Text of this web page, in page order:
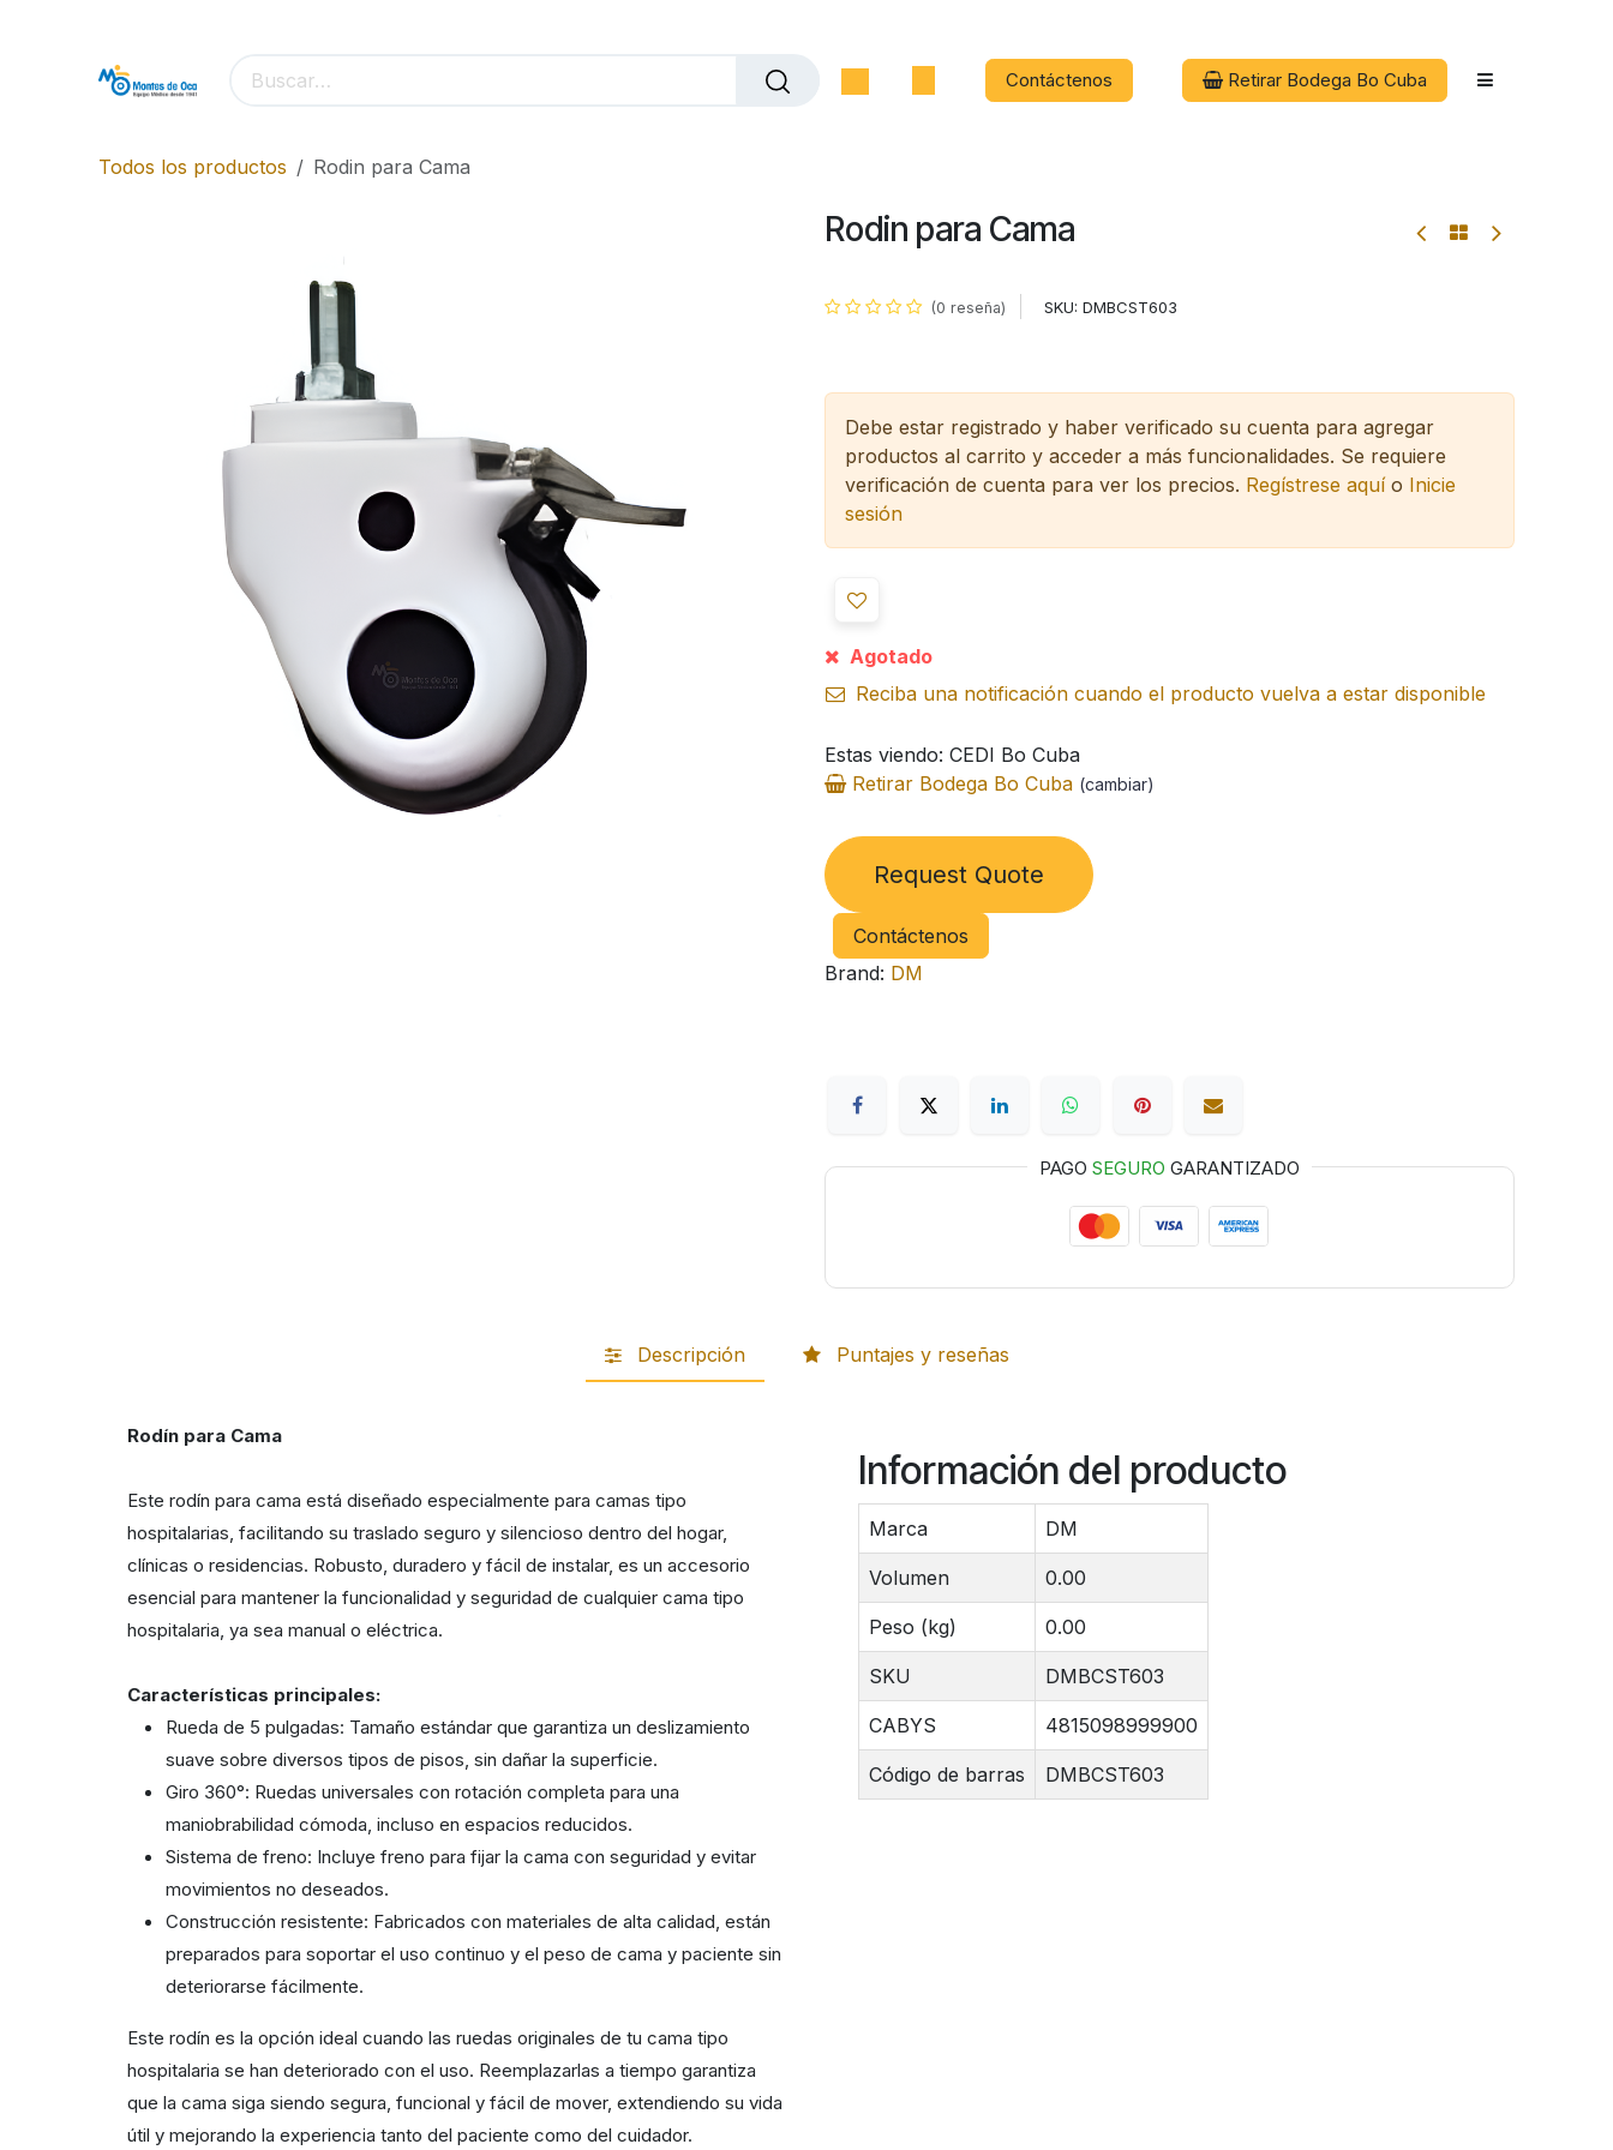
Contáctenos Retirar Bodega Bo Cuba
Todos los productos Rodin para Cama
Rodin para Cama
(0 reseña) SKU: DMBCST603
Debe estar registrado y haber verificado su cuenta para agregar
productos al carrito y acceder a más funcionalidades. Se requiere
verificación de cuenta para ver los precios. Regístrese aquío Inicie
sesión
Agotado
Reciba una notificación cuando el producto vuelva a estar disponible
Estas viendo: CEDI Bo Cuba
Retirar Bodega Bo Cuba (cambiar)
Request Quote
Contáctenos
Brand: DM
PAGO SEGURO GARANTIZADO
Descripción Puntajes y reseñas
Rodín para Cama
Esterodín para cama está diseñado especialmente para camas tipo
hospitalarias, facilitando sutraslado seguro y silencioso dentro del hogar,
clínicas o residencias. Robusto, duradero y fácil de instalar, es un accesorio
esencial para mantener la funcionalidad y seguridad de cualquier cama tipo
hospitalaria, ya sea manual o eléctrica.
Características principales:
Rueda de 5 pulgadas: Tamaño estándar que garantiza un deslizamiento
suave sobre diversos tipos de pisos, sin dañar la superficie.
Giro 360°: Ruedas universales con rotación completa para una
maniobrabilidad cómoda, incluso en espacios reducidos.
Sistema de freno: Incluye freno para fijar la cama con seguridad y evitar
movimientos no deseados.
Construcción resistente: Fabricados con materiales de alta calidad, están
preparados para soportar el uso continuo y el peso de cama y paciente sin
deteriorarse fácilmente.
Este rodín es la opción ideal cuando las ruedas originales de tu cama tipo
hospitalariase han deteriorado con el uso. Reemplazarlas a tiempo garantiza
que la cama siga siendosegura, funcional y fácil de mover, extendiendo su vida
útil y mejorando la experiencia tanto del paciente como del cuidador.
Información del producto
Marca DM
Volumen 0.00
Peso (kg) 0.00
SKU DMBCST603
CABYS 4815098999900
Código de barras DMBCST603